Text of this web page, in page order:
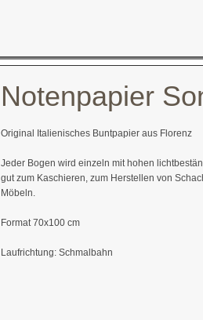
Notenpapier
Original Italienisches Buntpapier aus Florenz
Jeder Bogen wird einzeln mit hohen
gut zum Kaschieren, zum Herstellen von
Möbeln.
Format 70x100 cm
Laufrichtung: Schmalbahn